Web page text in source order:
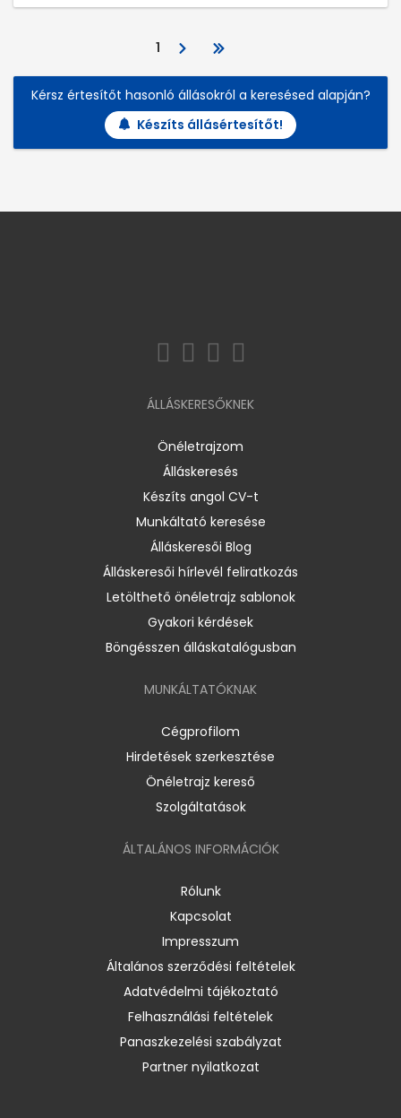
1
Kérsz értesítőt hasonló állásokról a keresésed alapján?
Készíts állásértesítőt!
ÁLLÁSKERESŐKNEK
Önéletrajzom
Álláskeresés
Készíts angol CV-t
Munkáltató keresése
Álláskeresői Blog
Álláskeresői hírlevél feliratkozás
Letölthető önéletrajz sablonok
Gyakori kérdések
Böngésszen álláskatalógusban
MUNKÁLTATÓKNAK
Cégprofilom
Hirdetések szerkesztése
Önéletrajz kereső
Szolgáltatások
ÁLTALÁNOS INFORMÁCIÓK
Rólunk
Kapcsolat
Impresszum
Általános szerződési feltételek
Adatvédelmi tájékoztató
Felhasználási feltételek
Panaszkezelési szabályzat
Partner nyilatkozat